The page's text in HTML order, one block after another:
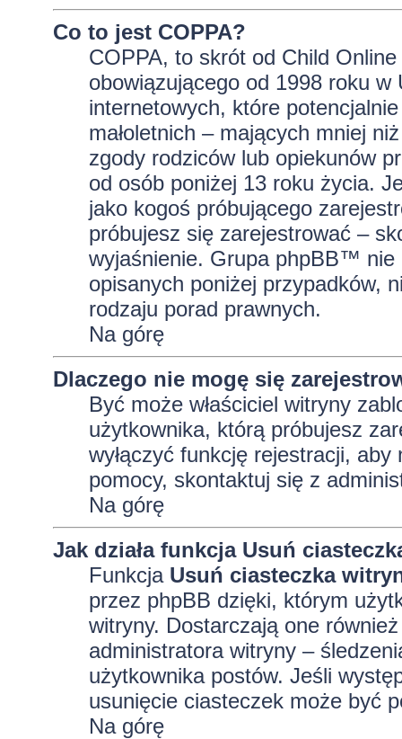
Co to jest COPPA?
COPPA, to skrót od Child
obowiązującego od 1998 roku w
internetowych, które
małoletnich – mających mniej
zgody rodziców lub opiekunów
od osób poniżej 13 roku życia.
jako kogoś próbującego
próbujesz się zarejestrować –
wyjaśnienie. Grupa phpBB™ nie
opisanych poniżej przypadków,
rodzaju porad prawnych.
Na górę
Dlaczego nie mogę się
Być może właściciel witryny
użytkownika, którą próbujesz
wyłączyć funkcję rejestracji,
pomocy, skontaktuj się z
Na górę
Jak działa funkcja Usuń
Funkcja Usuń ciasteczka
przez phpBB dzięki, którym
witryny. Dostarczają one
administratora witryny –
użytkownika postów. Jeśli
usunięcie ciasteczek może być
Na górę